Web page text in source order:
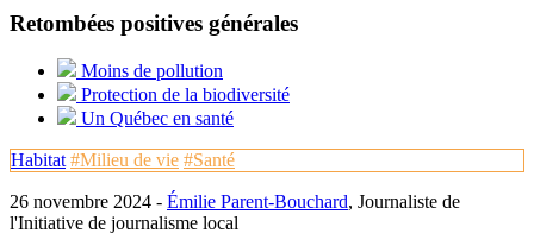
Retombées positives générales
Moins de pollution
Protection de la biodiversité
Un Québec en santé
Habitat #Milieu de vie #Santé
26 novembre 2024 - Émilie Parent-Bouchard, Journaliste de
l'Initiative de journalisme local